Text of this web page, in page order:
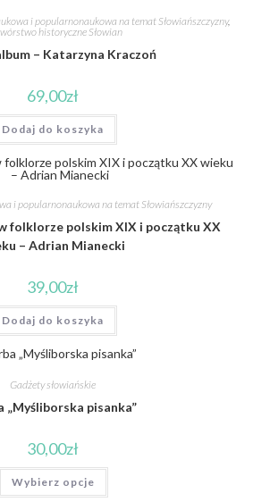
i popularnonaukowa na temat Słowiańszczyzny,
historyczne Słowian
– Katarzyna Kraczoń
69,00zł
Dodaj do koszyka
i popularnonaukowa na temat Słowiańszczyzny
folklorze polskim XIX i początku XX
– Adrian Mianecki
39,00zł
Dodaj do koszyka
Gadżety słowiańskie
„Myśliborska pisanka”
30,00zł
Wybierz opcje